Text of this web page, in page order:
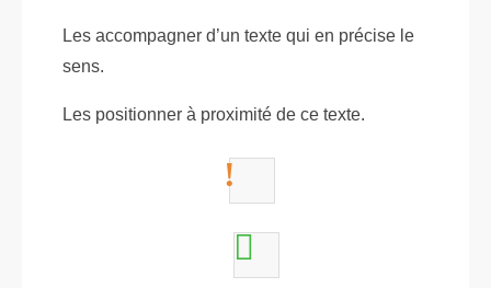
Les accompagner d’un texte qui en précise le
sens.
Les positionner à proximité de ce texte.